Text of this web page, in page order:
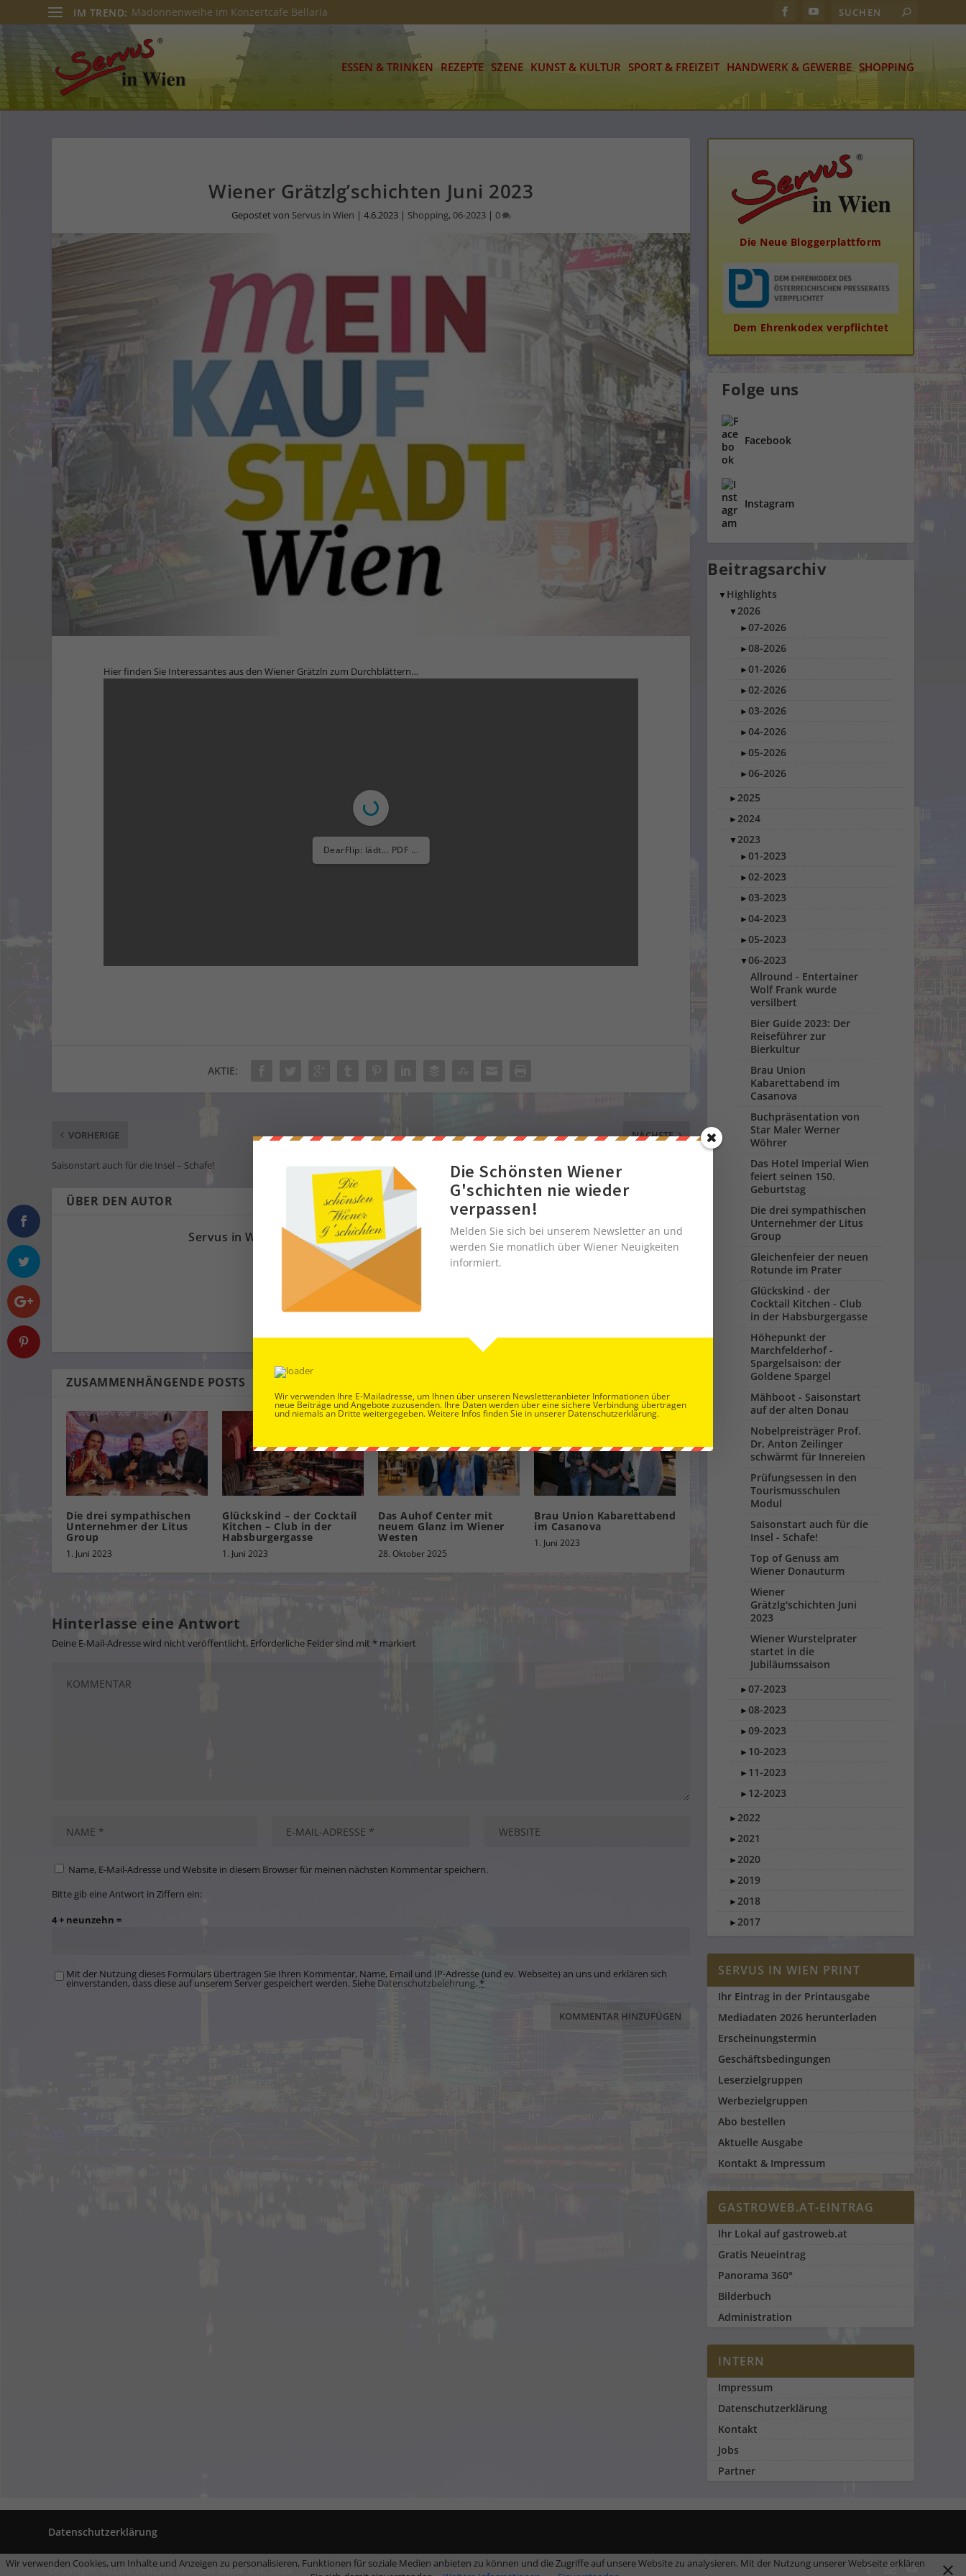
IM TREND: Madonnenweihe im Konzertcafe Bellaria
ESSEN & TRINKEN REZEPTE SZENE KUNST & KULTUR SPORT & FREIZEIT HANDWERK & GEWERBE SHOPPING
Wiener Grätzlg’schichten Juni 2023
Gepostet von Servus in Wien | 4.6.2023| Shopping,06-2023| 0
Hier finden Sie Interessantes aus den Wiener Grätzln zum Durchblättern…
DearFlip: lädt... PDF ...
AKTIE:
VORHERIGE
Saisonstart auch für die Insel – Schafe!
NÄCHSTE
15 Jahre Jubiläum von Transgourmet Wien Nord – Simply the Best
ÜBER DEN AUTOR
Servus in Wien
ZUSAMMENHÄNGENDE POSTS
Die drei sympathischen
Unternehmer der Litus
Group
1. Juni 2023
Glückskind – der Cocktail
Kitchen – Club in der
Habsburgergasse
1. Juni 2023
Das Auhof Center mit
neuem Glanz im Wiener
Westen
28. Oktober 2025
Brau Union Kabarettabend
im Casanova
1. Juni 2023
Hinterlasse eine Antwort
Deine E-Mail-Adresse wird nicht veröffentlicht. Erforderliche Felder sind mit* markiert
Name, E-Mail-Adresse und Website in diesem Browser für meinen nächsten Kommentar speichern.
Bitte gib eine Antwort in Ziffern ein:
4 + neunzehn =
Mit der Nutzung dieses Formulars übertragen Sie Ihren Kommentar, Name, Email und IP-Adresse (und ev. Webseite) an uns und erklären sich
einverstanden, dass diese auf unserem Server gespeichert werden. Siehe Datenschutzbelehrung.*
Die Neue Bloggerplattform
Dem Ehrenkodex verpflichtet
Folge uns
Facebook
Instagram
Beitragsarchiv
▼ Highlights
▼ 2026
►07-2026
►08-2026
►01-2026
►02-2026
►03-2026
►04-2026
►05-2026
►06-2026
► 2025
► 2024
▼ 2023
►01-2023
►02-2023
►03-2023
►04-2023
►05-2023
▼06-2023
Allround - Entertainer
Wolf Frank wurde
versilbert
Bier Guide 2023: Der
Reiseführer zur
Bierkultur
Brau Union
Kabarettabend im
Casanova
Buchpräsentation von
Star Maler Werner
Wöhrer
Das Hotel Imperial Wien
feiert seinen 150.
Geburtstag
Die drei sympathischen
Unternehmer der Litus
Group
Gleichenfeier der neuen
Rotunde im Prater
Glückskind - der
Cocktail Kitchen - Club
in der Habsburgergasse
Höhepunkt der
Marchfelderhof -
Spargelsaison: der
Goldene Spargel
Mähboot - Saisonstart
auf der alten Donau
Nobelpreisträger Prof.
Dr. Anton Zeilinger
schwärmt für Innereien
Prüfungsessen in den
Tourismusschulen
Modul
Saisonstart auch für die
Insel - Schafe!
Top of Genuss am
Wiener Donauturm
Wiener
Grätzlg'schichten Juni
2023
Wiener Wurstelprater
startet in die
Jubiläumssaison
►07-2023
►08-2023
►09-2023
► 10-2023
► 11-2023
► 12-2023
► 2022
► 2021
► 2020
► 2019
► 2018
► 2017
SERVUS IN WIEN PRINT
Ihr Eintrag in der Printausgabe
Mediadaten 2026 herunterladen
Erscheinungstermin
Geschäftsbedingungen
Leserzielgruppen
Werbezielgruppen
Abo bestellen
Aktuelle Ausgabe
Kontakt & Impressum
GASTROWEB.AT-EINTRAG
Ihr Lokal auf gastroweb.at
Gratis Neueintrag
Panorama 360°
Bilderbuch
Administration
INTERN
Impressum
Datenschutzerklärung
Kontakt
Jobs
Partner
Datenschutzerklärung
Copyright MILDE VERLAG Michael Milde e.U. 2026
Die Schönsten Wiener
G'schichten nie wieder
verpassen!
Melden Sie sich bei unserem Newsletter an und
werden Sie monatlich über Wiener Neuigkeiten
informiert.
Wir verwenden Ihre E-Mailadresse, um Ihnen über unseren Newsletteranbieter Informationen über
neue Beiträge und Angebote zuzusenden. Ihre Daten werden über eine sichere Verbindung übertragen
und niemals an Dritte weitergegeben. Weitere Infos finden Sie in unserer Datenschutzerklärung.
Wir verwenden Cookies, um Inhalte und Anzeigen zu personalisieren, Funktionen für soziale Medien anbieten zu können und die Zugriffe auf unsere Website zu analysieren. Mit der Nutzung unserer Webseite erklären